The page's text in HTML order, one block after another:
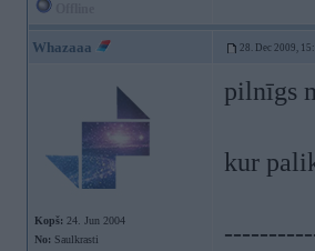
Whazaaa 28. Dec 2009,
Kopš: 24. Jun 2004
No: Saulkrasti
pilnīgs
kur